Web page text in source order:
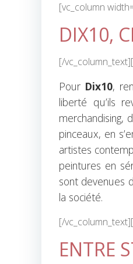
[vc_column
DIX10,
[/
Pour Dix10,
liberté qu’ils
merchandising,
pinceaux, en
artistes
peintures en
sont devenues
la société.
[/
ENTRE